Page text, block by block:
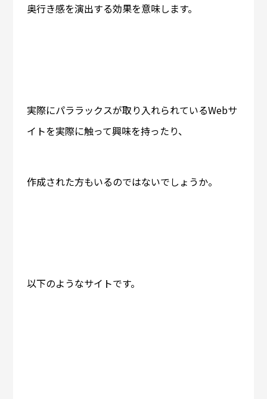
奥行き感を演出する効果を意味します。
実際にパララックスが取り入れられているWebサ
イトを実際に触って興味を持ったり、
作成された方もいるのではないでしょうか。
以下のようなサイトです。